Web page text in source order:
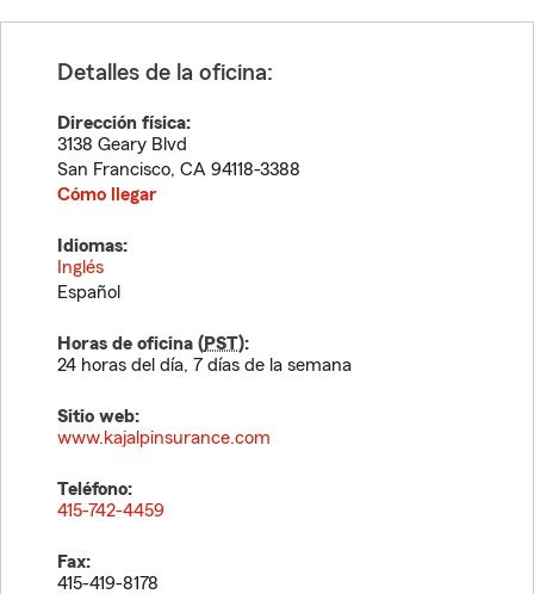
Detalles de la oficina:
Dirección física:
3138 Geary Blvd
San Francisco, CA 94118-3388
Cómo llegar
Idiomas:
Inglés
Español
Horas de oficina (PST):
24 horas del día, 7 días de la semana
Sitio web:
www.kajalpinsurance.com
Teléfono:
415-742-4459
Fax:
415-419-8178